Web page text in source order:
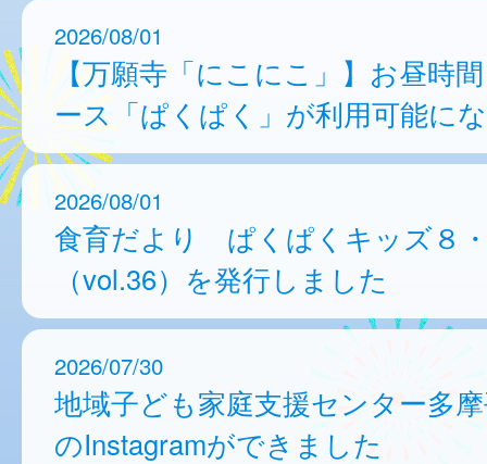
2026/08/01
【万願寺「にこにこ」】お昼時
ース「ぱくぱく」が利用可能に
2026/08/01
食育だより ぱくぱくキッズ８
（vol.36）を発行しました
2026/07/30
地域子ども家庭支援センター多
のInstagramができました